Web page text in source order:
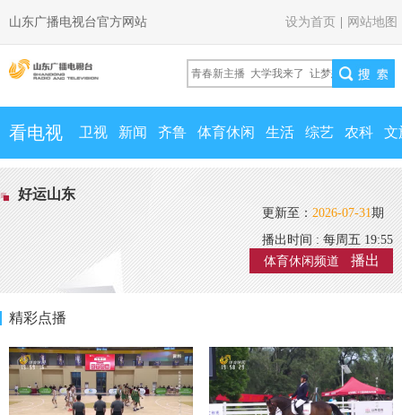
山东广播电视台官方网站 设为首页 网站地图
看电视 卫视 新闻 齐鲁 体育休闲 生活 综艺 农科 文
好运山东
更新至：2026-07-31期
播出时间 : 每周五 19:55
体育休闲频道
播出
精彩点播